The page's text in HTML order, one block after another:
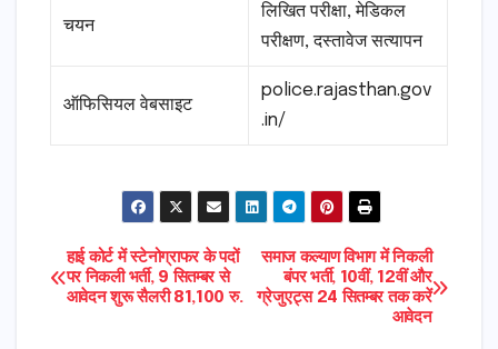
चयन
लिखित परीक्षा, मेडिकल
परीक्षण, दस्तावेज सत्यापन
ऑफिसियल वेबसाइट
police.rajasthan.gov
.in/
Post
navigation
समाज कल्याण विभाग में निकली
बंपर भर्ती, 10वीं, 12वीं और
ग्रेजुएट्स 24 सितम्बर तक करें
आवेदन
हाई कोर्ट में स्टेनोग्राफर के पदों
पर निकली भर्ती, 9 सितम्बर से
आवेदन शुरू सैलरी 81,100 रु.